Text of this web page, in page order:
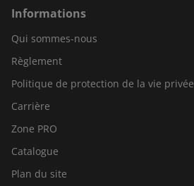
Informations
Qui sommes-nous
Règlement
Politique de protection de la vie privée
Carrière
Zone PRO
Catalogue
Plan du site